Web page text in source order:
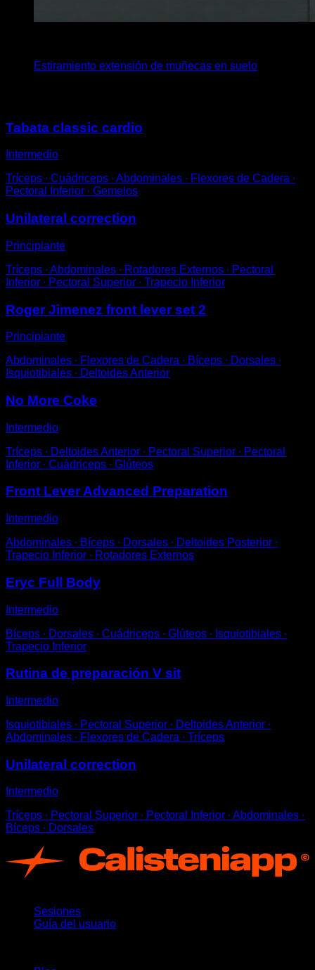
Estiramiento extensión de muñecas en suelo
Tabata classic cardio
Intermedio
Tríceps ∙ Cuádriceps ∙ Abdominales ∙ Flexores de Cadera ∙
Pectoral Inferior ∙ Gemelos
Unilateral correction
Principiante
Tríceps ∙ Abdominales ∙ Rotadores Externos ∙ Pectoral
Inferior ∙ Pectoral Superior ∙ Trapecio Inferior
Roger Jimenez front lever set 2
Principiante
Abdominales ∙ Flexores de Cadera ∙ Bíceps ∙ Dorsales ∙
Isquiotibiales ∙ Deltoides Anterior
No More Coke
Intermedio
Tríceps ∙ Deltoides Anterior ∙ Pectoral Superior ∙ Pectoral
Inferior ∙ Cuádriceps ∙ Glúteos
Front Lever Advanced Preparation
Intermedio
Abdominales ∙ Bíceps ∙ Dorsales ∙ Deltoides Posterior ∙
Trapecio Inferior ∙ Rotadores Externos
Eryc Full Body
Intermedio
Bíceps ∙ Dorsales ∙ Cuádriceps ∙ Glúteos ∙ Isquiotibiales ∙
Trapecio Inferior
Rutina de preparación V sit
Intermedio
Isquiotibiales ∙ Pectoral Superior ∙ Deltoides Anterior ∙
Abdominales ∙ Flexores de Cadera ∙ Tríceps
Unilateral correction
Intermedio
Tríceps ∙ Pectoral Superior ∙ Pectoral Inferior ∙ Abdominales ∙
Bíceps ∙ Dorsales
Sesiones
Guía del usuario